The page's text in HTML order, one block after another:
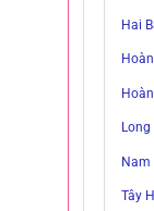
Hai
Long
Nam
Tây